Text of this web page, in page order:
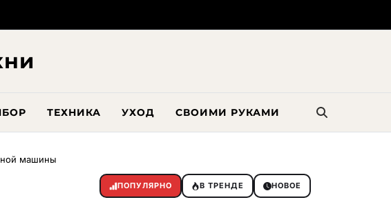
ТЕХНИКА УХОД СВОИМИ РУКАМИ
машины
ПОПУЛЯРНО В ТРЕНДЕ НОВОЕ